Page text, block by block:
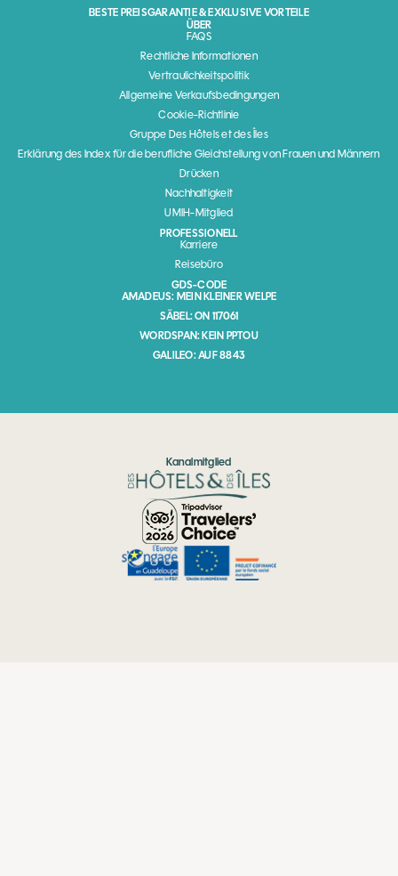
BESTE PREISGARANTIE & EXKLUSIVE VORTEILE
ÜBER
FAQS
Rechtliche Informationen
Vertraulichkeitspolitik
Allgemeine Verkaufsbedingungen
Cookie-Richtlinie
Gruppe Des Hôtels et des Îles
Erklärung des Index für die berufliche Gleichstellung von Frauen und Männern
Drücken
Nachhaltigkeit
UMIH-Mitglied
PROFESSIONELL
Karriere
Reisebüro
GDS-CODE
AMADEUS: MEIN KLEINER WELPE
SÄBEL: ON 117061
WORDSPAN: KEIN PPTOU
GALILEO: AUF 8843
Kanalmitglied